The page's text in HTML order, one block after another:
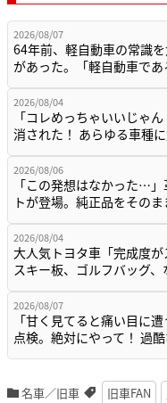
2026/08/07
64年前、軽自動車の常識
があった。「軽自動車で
2026/08/04
「コレめっちゃいいじゃ
消された！ あらゆる車種
2026/08/06
「この発想はなかった…
トが登場。純正品をその
2026/08/04
大人気トヨタ車「完成度が
スキー板、ゴルフバッグ
2026/08/07
「甘く見てると痛い目に
点検。絶対にやって！ 過
名車／旧車 旧車FAN